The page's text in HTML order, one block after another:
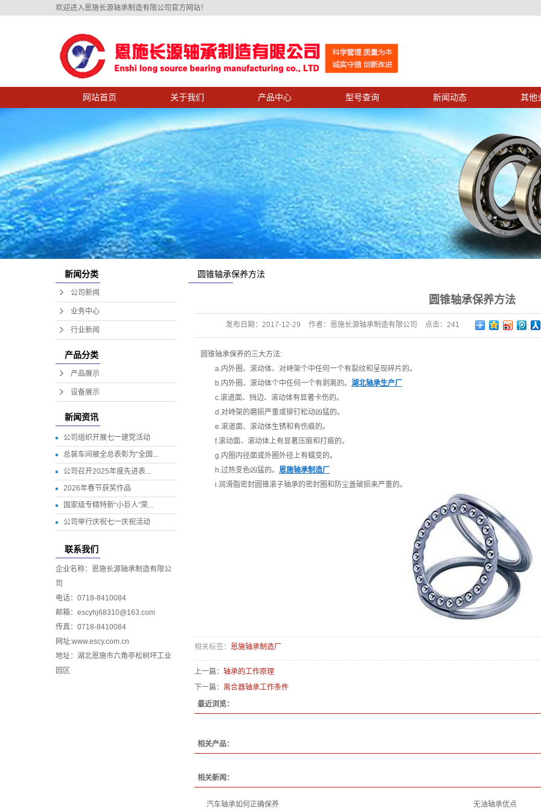
欢迎进入恩施长源轴承制造有限公司官方网站！
网站首页 关于我们
公司简介
总经理致辞
资质荣誉
长源剪影
企业文化
产品中心
产品展示
设备展示
型号查询 新闻动态
业务中心
行业新闻
其他
新闻分类
公司新闻
业务中心
行业新闻
产品分类
产品展示
设备展示
新闻资讯
公司组织开展七一建党活动
总装车间被全总表彰为“全国...
公司召开2025年度先进表...
2026年春节获奖作品
国家级专精特新“小巨人”荣...
公司举行庆祝七一庆祝活动
联系我们
企业名称：恩施长源轴承制造有限公
司
电话：0718-8410084
邮箱：escyhj68310@163.com
传真：0718-8410084
网址:www.escy.com.cn
地址：湖北恩施市六角亭松树坪工业
园区
圆锥轴承保养方法
圆锥轴承保养方法
发布日期： 2017-12-29 作者： 恩施长源轴承制造有限公司 点击： 241
圆锥轴承保养的三大方法:
a.内外圈、滚动体、对峙架个中任何一个有裂纹和呈现碎片的。
b.内外圈、滚动体个中任何一个有剥离的。 湖北轴承生产厂
c.滚道面、挡边、滚动体有显著卡伤的。
d.对峙架的磨损严重或铆钉松动凶猛的。
e.滚道面、滚动体生锈和有伤痕的。
f.滚动面、滚动体上有显著压痕和打痕的。
g.内圈内径面或外圈外径上有蠕变的。
h.过热变色凶猛的。 恩施轴承制造厂
i.润滑脂密封圆锥滚子轴承的密封圈和防尘盖破损来严重的。
相关标签： 恩施轴承制造厂
上一篇： 轴承的工作原理
下一篇： 离合器轴承工作条件
最近浏览：
相关产品：
相关新闻：
汽车轴承如何正确保养 无油轴承优点